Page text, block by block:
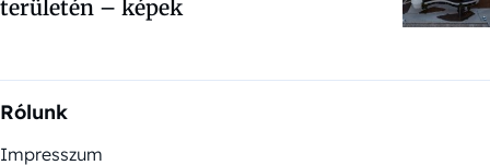
területén – képek
Rólunk
Impresszum